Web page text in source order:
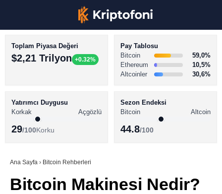
Youtube
BİTCOİN HABERLERİ
ALTCOİN HABERLERİ
SÖZLÜK
Toplam Piyasa Değeri
$2,21 Trilyon +0.32%
Pay Tablosu
Bitcoin
59,0%
Ethereum
10,5%
Altcoinler
30,6%
Yatırımcı Duygusu
Korkak
Açgözlü
29/100Korku
Sezon Endeksi
Bitcoin
Altcoin
44.8/100
Ana Sayfa › Bitcoin Rehberleri
Bitcoin Makinesi Nedir?